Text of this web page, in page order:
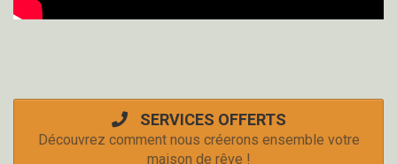
SERVICES OFFERTS
Découvrez comment nous créerons ensemble votre
maison de rêve !